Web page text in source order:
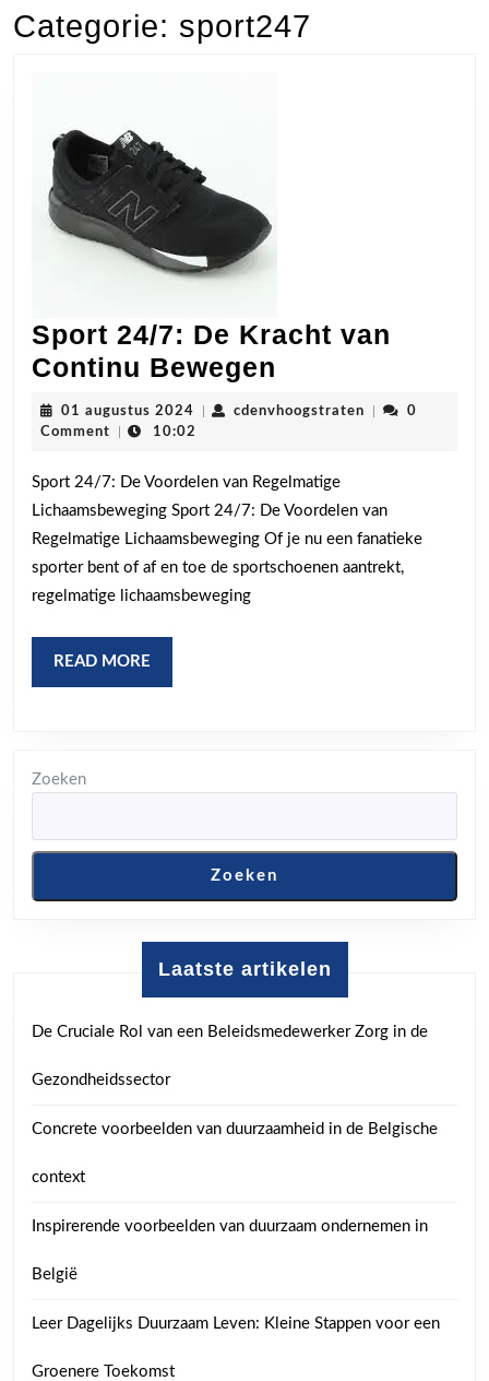
Categorie: sport247
Sport 24/7: De Kracht van
Continu Bewegen
24/7:
van
Continu
Bewegen
01 augustus 2024 01
augustus
cdenvhoogstraten
0
Comment
10:02
Sport 24/7: De Voordelen van Regelmatige
Lichaamsbeweging Sport 24/7: De Voordelen van
Regelmatige Lichaamsbeweging Of je nu een fanatieke
sporter bent of af en toe de sportschoenen aantrekt,
regelmatige lichaamsbeweging
READ MORE
MORE
Zoeken
Zoeken
Laatste artikelen
De Cruciale Rol van een Beleidsmedewerker Zorg in de
Gezondheidssector
Concrete voorbeelden van duurzaamheid in de Belgische
context
Inspirerende voorbeelden van duurzaam ondernemen in
België
Leer Dagelijks Duurzaam Leven: Kleine Stappen voor een
Groenere Toekomst